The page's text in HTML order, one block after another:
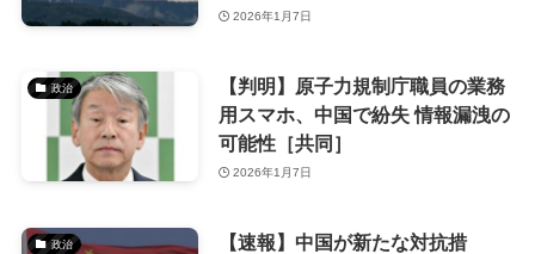
2026年1月7日
政治
【判明】原子力規制庁職員の業務
用スマホ、中国で紛失 情報漏洩の
可能性［共同］
2026年1月7日
政治
【速報】中国が新たな対抗措